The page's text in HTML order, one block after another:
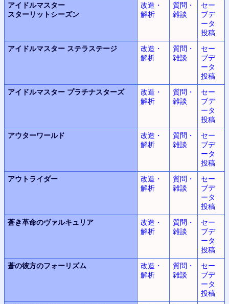
アイドルマスター
スターリットシーズン
改造・
解析
質問・
雑談
セー
ブデ
ータ
投稿
アイドルマスター ステラステージ
改造・
解析
質問・
雑談
セー
ブデ
ータ
投稿
アイドルマスター プラチナスターズ
改造・
解析
質問・
雑談
セー
ブデ
ータ
投稿
アウターワールド
改造・
解析
質問・
雑談
セー
ブデ
ータ
投稿
アウトライダー
改造・
解析
質問・
雑談
セー
ブデ
ータ
投稿
蒼き革命のヴァルキュリア
改造・
解析
質問・
雑談
セー
ブデ
ータ
投稿
蒼の彼方のフォーリズム
改造・
解析
質問・
雑談
セー
ブデ
ータ
投稿